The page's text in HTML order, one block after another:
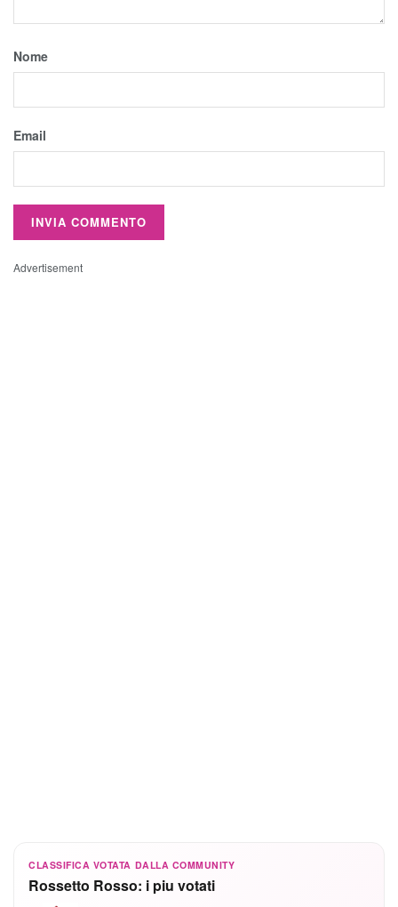
Nome
Email
Advertisement
CLASSIFICA VOTATA DALLA COMMUNITY
Rossetto Rosso: i piu votati